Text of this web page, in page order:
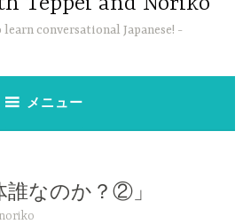
learn conversational Japanese!
メニュー
誰なのか？②」